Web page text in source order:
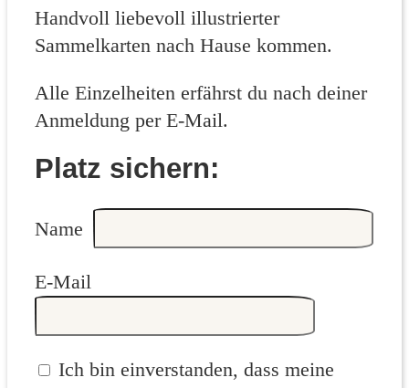
Handvoll liebevoll illustrierter
Sammelkarten nach Hause kommen.
Alle Einzelheiten erfährst du nach deiner
Anmeldung per E‑Mail.
Platz sichern:
Name
E‑Mail
Ich bin einverstanden, dass meine